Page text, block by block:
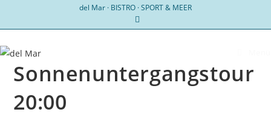
del Mar · BISTRO · SPORT & MEER
Sonnenuntergangstour
20:00